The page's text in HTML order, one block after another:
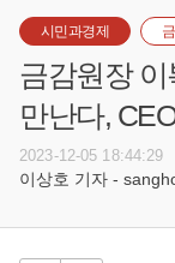
시민과경제
금감원장
만난다,
2023-12-05 18:44:29
이상호 기자 -